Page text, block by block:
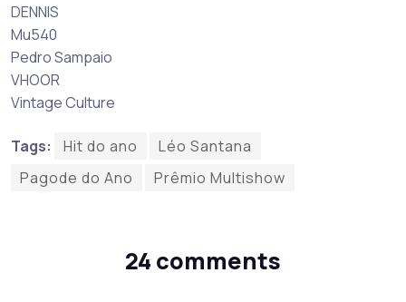
DENNIS
Mu540
Pedro Sampaio
VHOOR
Vintage Culture
Tags: Hit do ano
Léo Santana
Pagode do Ano
Prêmio Multishow
24 comments